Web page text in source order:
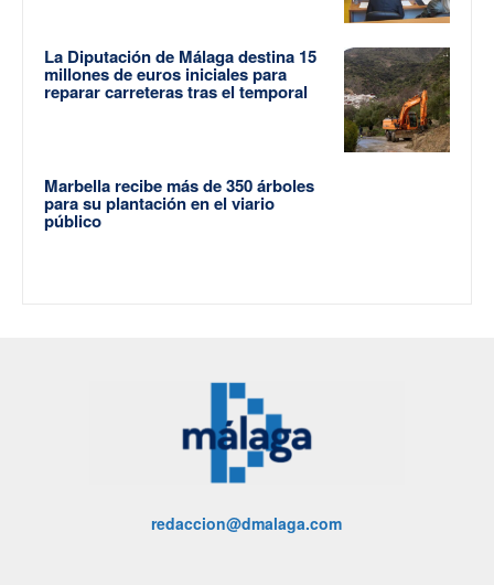
La Diputación de Málaga destina 15
millones de euros iniciales para
reparar carreteras tras el temporal
Marbella recibe más de 350 árboles
para su plantación en el viario
público
redaccion@dmalaga.com